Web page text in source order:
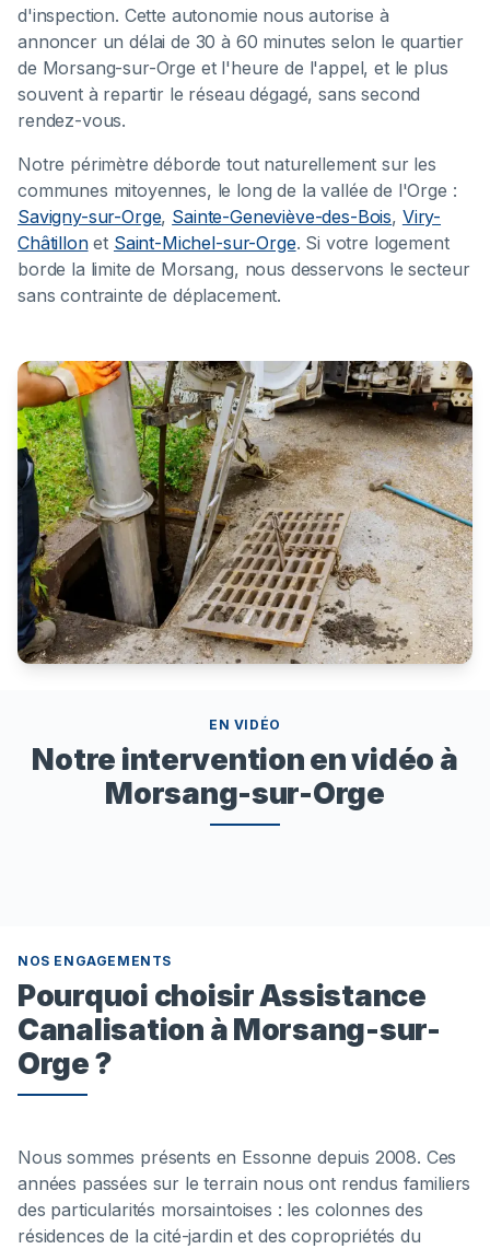
d'inspection. Cette autonomie nous autorise à
annoncer un délai de 30 à 60 minutes selon le quartier
de Morsang-sur-Orge et l'heure de l'appel, et le plus
souvent à repartir le réseau dégagé, sans second
rendez-vous.
Notre périmètre déborde tout naturellement sur les
communes mitoyennes, le long de la vallée de l'Orge :
Savigny-sur-Orge, Sainte-Geneviève-des-Bois, Viry-
Châtillonet Saint-Michel-sur-Orge. Si votre logement
borde la limite de Morsang, nous desservons le secteur
sans contrainte de déplacement.
EN VIDÉO
Notre intervention en vidéo à
Morsang-sur-Orge
NOS ENGAGEMENTS
Pourquoi choisir Assistance
Canalisation à Morsang-sur-
Orge ?
Nous sommes présents en Essonne depuis 2008. Ces
années passées sur le terrain nous ont rendus familiers
des particularités morsaintoises : les colonnes des
résidences de la cité-jardin et des copropriétés du